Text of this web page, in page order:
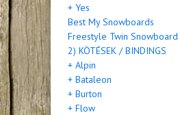
+ Yes
Best My Snowboards
Freestyle Twin Snowboard
2) KÖTÉSEK / BINDINGS
+ Alpin
+ Bataleon
+ Burton
+ Flow